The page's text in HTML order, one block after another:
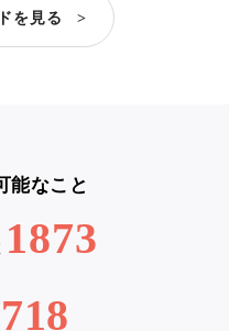
を見る >
能なこと
1873
718